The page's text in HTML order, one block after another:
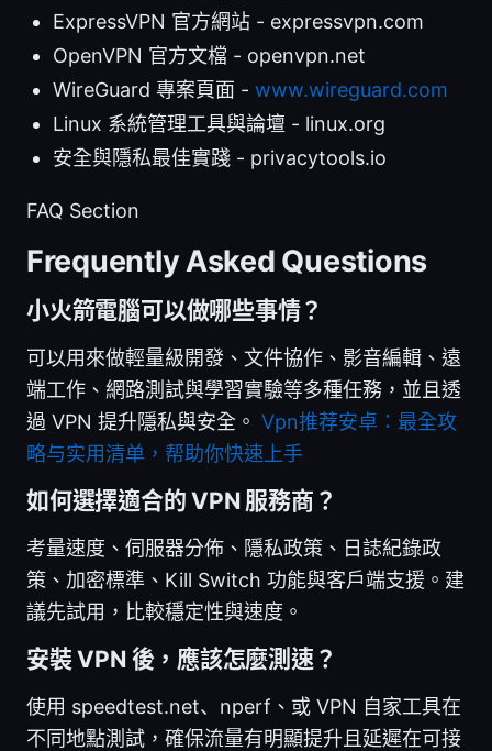
ExpressVPN 官方網站 - expressvpn.com
OpenVPN 官方文檔 - openvpn.net
WireGuard 專案頁面 - www.wireguard.com
Linux 系統管理工具與論壇 - linux.org
安全與隱私最佳實踐 - privacytools.io
FAQ Section
Frequently Asked Questions
小火箭電腦可以做哪些事情？
可以用來做輕量級開發、文件協作、影音編輯、遠
端工作、網路測試與學習實驗等多種任務，並且透
過 VPN 提升隱私與安全。 Vpn推荐安卓：最全攻
略与实用清单，帮助你快速上手
如何選擇適合的 VPN 服務商？
考量速度、伺服器分佈、隱私政策、日誌紀錄政
策、加密標準、Kill Switch 功能與客戶端支援。建
議先試用，比較穩定性與速度。
安裝 VPN 後，應該怎麼測速？
使用 speedtest.net、nperf、或 VPN 自家工具在
不同地點測試，確保流量有明顯提升且延遲在可接